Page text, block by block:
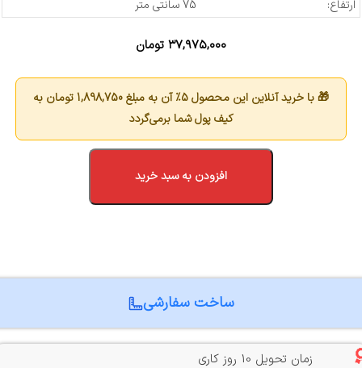
ارتفاع:
75 سانتی متر
۳۷,۹۷۵,۰۰۰ تومان
🎁 با خرید آنلاین این محصول 5٪ آن به مبلغ 1,898,750تومان به
کیف پول شما برمی‌گردد
افزودن به سبد خرید
ساخت سفارشی
زمان تحویل 10 روز کاری